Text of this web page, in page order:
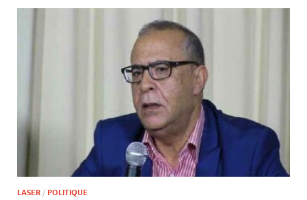
LASER / POLITIQUE